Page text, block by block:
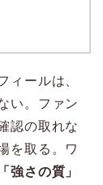
ィールは、
い。ファン
認の取れな
を取る。ワ
強さの質」